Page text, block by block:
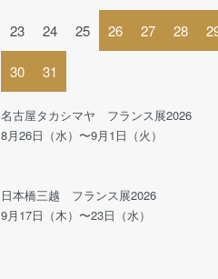
23 24 25 26 27 28
30 31
名古屋タカシマヤ フランス展2026
8月26日（水）〜9月1日（火）
日本橋三越 フランス展2026
9月17日（木）〜23日（水）